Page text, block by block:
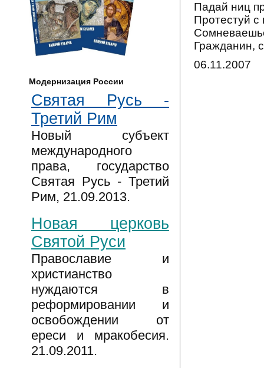
Модернизация России
Святая Русь -
Третий Рим
Новый субъект
международного
права, государство
Святая Русь - Третий
Рим, 21.09.2013.
Новая церковь
Святой Руси
Православие и
христианство
нуждаются в
реформировании и
освобождении от
ереси и мракобесия.
21.09.2011.
Падай ниц
Протестуй
Гражданин,
06.11.2007